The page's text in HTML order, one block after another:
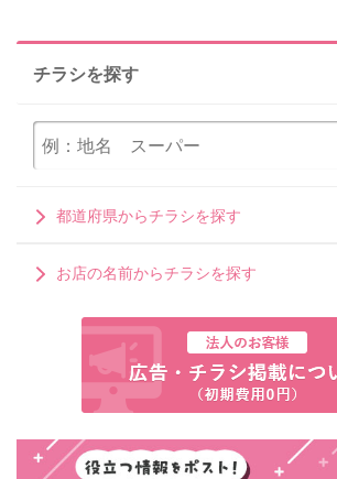
チラシを探す
都道府県からチラシを探す
お店の名前からチラシを探す